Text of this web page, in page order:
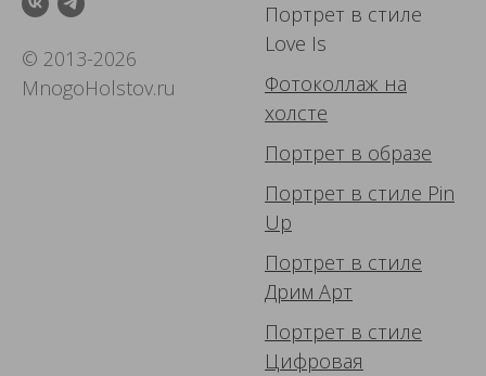
© 2013-2026
MnogoHolstov.ru
Портрет в стиле
Love Is
Фотоколлаж на
холсте
Портрет в образе
Портрет в стиле Pin
Up
Портрет в стиле
Дрим Арт
Портрет в стиле
Цифровая